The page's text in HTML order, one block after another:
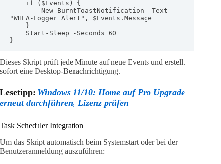
"WHEA-Logger Alert", $Events.Message
}
Dieses Skript prüft jede Minute auf neue Events und erstellt
sofort eine Desktop-Benachrichtigung.
Lesetipp: Windows 11/10: Home auf Pro Upgrade
erneut durchführen, Lizenz prüfen
Task Scheduler Integration
Um das Skript automatisch beim Systemstart oder bei der
Benutzeranmeldung auszuführen: